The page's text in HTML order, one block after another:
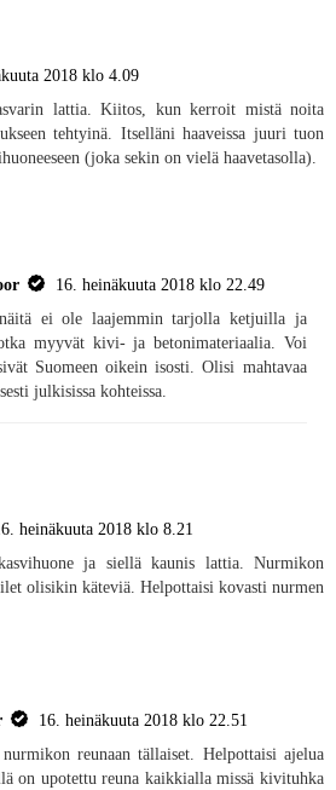
2018 klo 4.09
lattia. Kiitos, kun kerroit mistä noita
tehtyinä. Itselläni haaveissa juuri tuon
(joka sekin on vielä haavetasolla).
16. heinäkuuta 2018 klo 22.49
ei ole laajemmin tarjolla ketjuilla ja
myyvät kivi- ja betonimateriaalia. Voi
Suomeen oikein isosti. Olisi mahtavaa
julkisissa kohteissa.
heinäkuuta 2018 klo 8.21
ja siellä kaunis lattia. Nurmikon
olisikin käteviä. Helpottaisi kovasti nurmen
16. heinäkuuta 2018 klo 22.51
reunaan tällaiset. Helpottaisi ajelua
on upotettu reuna kaikkialla missä kivituhka